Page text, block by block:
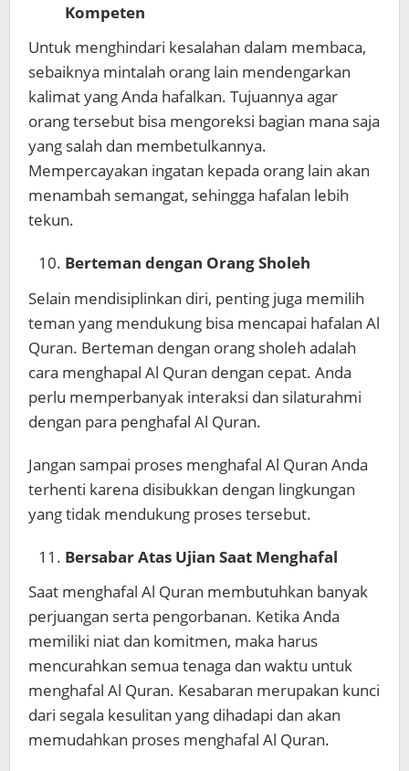
Kompeten
Untuk menghindari kesalahan dalam membaca,
sebaiknya mintalah orang lain mendengarkan
kalimat yang Anda hafalkan. Tujuannya agar
orang tersebut bisa mengoreksi bagian mana saja
yang salah dan membetulkannya.
Mempercayakan ingatan kepada orang lain akan
menambah semangat, sehingga hafalan lebih
tekun.
Berteman dengan Orang Sholeh
Selain mendisiplinkan diri, penting juga memilih
teman yang mendukung bisa mencapai hafalan Al
Quran. Berteman dengan orang sholeh adalah
cara menghapal Al Quran dengan cepat. Anda
perlu memperbanyak interaksi dan silaturahmi
dengan para penghafal Al Quran.
Jangan sampai proses menghafal Al Quran Anda
terhenti karena disibukkan dengan lingkungan
yang tidak mendukung proses tersebut.
Bersabar Atas Ujian Saat Menghafal
Saat menghafal Al Quran membutuhkan banyak
perjuangan serta pengorbanan. Ketika Anda
memiliki niat dan komitmen, maka harus
mencurahkan semua tenaga dan waktu untuk
menghafal Al Quran. Kesabaran merupakan kunci
dari segala kesulitan yang dihadapi dan akan
memudahkan proses menghafal Al Quran.